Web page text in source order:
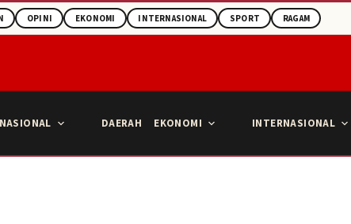
OPINI EKONOMI INTERNASIONAL SPORT RAGAM
NASIONAL DAERAH EKONOMI INTERNASIONAL